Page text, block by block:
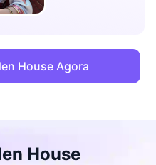
House Agora
House